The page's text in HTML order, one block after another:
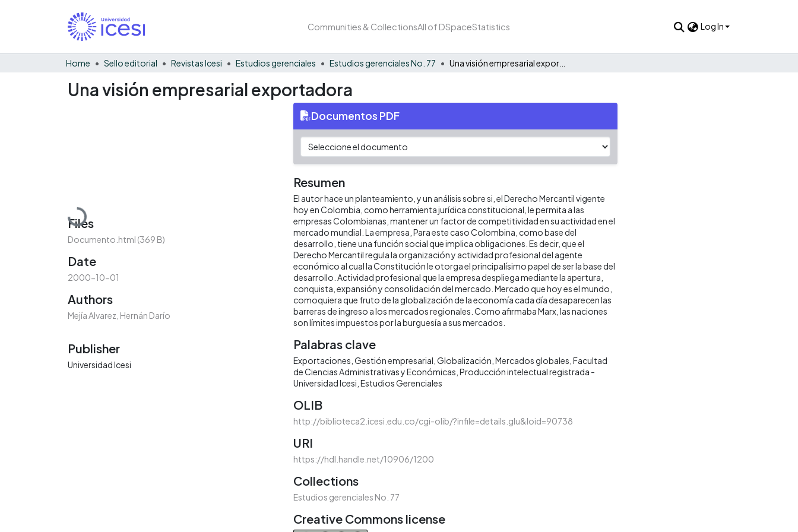
Communities & CollectionsAll of DSpaceStatistics Log In
Home Sello editorial Revistas Icesi Estudios gerenciales Estudios gerenciales No. 77
Una visión empresarial exportadora
Loading...
Files
Documento.html (369 B)
Date
2000-10-01
Authors
Mejía Alvarez, Hernán Darío
Publisher
Universidad Icesi
Documentos PDF
Resumen
El autor hace un planteamiento, y un análisis sobre si, el Derecho Mercantil vigente
hoy en Colombia, como herramienta jurídica constitucional, le permita a las
empresas Colombianas, mantener un factor de competitividad en su actividad en el
mercado mundial. La empresa, Para este caso Colombina, como base del
desarrollo, tiene una función social que implica obligaciones. Es decir, que el
Derecho Mercantil regula la organización y actividad profesional del agente
económico al cual la Constitución le otorga el principalísimo papel de ser la base del
desarrollo. Actividad profesional que la empresa despliega mediante la apertura,
conquista, expansión y consolidación del mercado. Mercado que hoy es el mundo,
comoquiera que fruto de la globalización de la economía cada día desaparecen las
barreras de ingreso a los mercados regionales. Como afirmaba Marx, las naciones
son límites impuestos por la burguesía a sus mercados.
Palabras clave
Exportaciones Gestión empresarial Globalización Mercados globales Facultad
de Ciencias Administrativas y Económicas Producción intelectual registrada -
Universidad Icesi Estudios Gerenciales
OLIB
http://biblioteca2.icesi.edu.co/cgi-olib/?infile=details.glu&loid=90738
URI
https://hdl.handle.net/10906/1200
Collections
Estudios gerenciales No. 77
Creative Commons license